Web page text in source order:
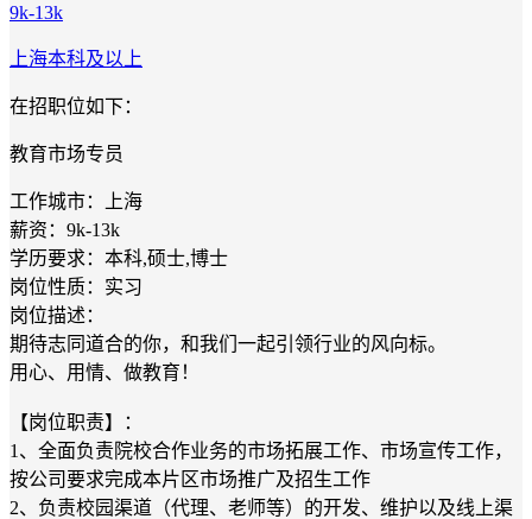
9k-13k
上海本科及以上
在招职位如下：
教育市场专员
工作城市：上海
薪资：9k-13k
学历要求：本科,硕士,博士
岗位性质：实习
岗位描述：
期待志同道合的你，和我们一起引领行业的风向标。
用心、用情、做教育！
【岗位职责】：
1、全面负责院校合作业务的市场拓展工作、市场宣传工作，
按公司要求完成本片区市场推广及招生工作
2、负责校园渠道（代理、老师等）的开发、维护以及线上渠